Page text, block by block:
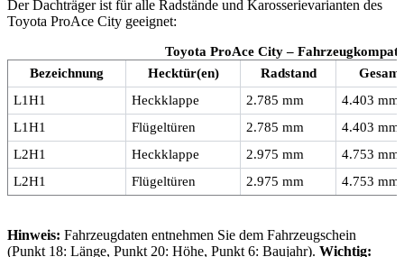
Der Dachträger ist für alle Radstände und Karosserievarianten des
Toyota ProAce City geeignet:
Toyota ProAce City –
Bezeichnung
Hecktür(en) Radstand
L1H1
Heckklappe 2.785 mm
4.403 mm
L1H1
Flügeltüren 2.785 mm
4.403 mm
L2H1
Heckklappe 2.975 mm
4.753 mm
L2H1
Flügeltüren 2.975 mm 4.753 mm
Hinweis: Fahrzeugdaten entnehmen Sie dem Fahrzeugschein
(Punkt 18: Länge, Punkt 20: Höhe, Punkt 6: Baujahr). Wichtig: